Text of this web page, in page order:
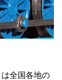
全国各地の